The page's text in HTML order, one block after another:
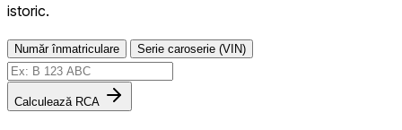
istoric.
Număr înmatriculare Serie caroserie (VIN)
Calculează RCA